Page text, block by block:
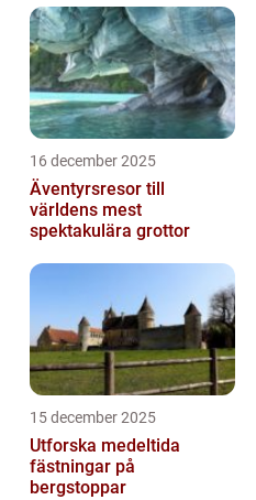
16 december 2025
Äventyrsresor till
världens mest
spektakulära grottor
15 december 2025
Utforska medeltida
fästningar på
bergstoppar